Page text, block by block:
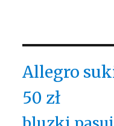
Allegro
50 zł